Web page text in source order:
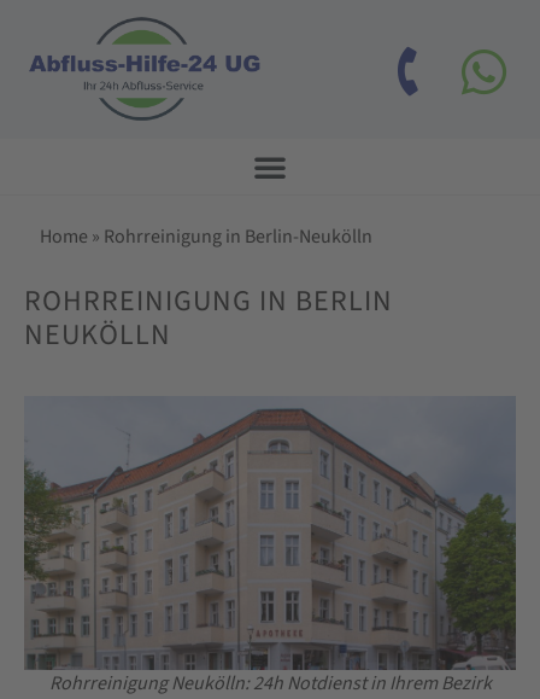
Home » Rohrreinigung in Berlin-Neukölln
ROHRREINIGUNG IN BERLIN
NEUKÖLLN
Rohrreinigung Neukölln: 24h Notdienst in Ihrem Bezirk